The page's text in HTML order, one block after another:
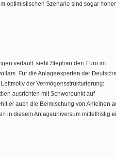
optimistischen Szenario sind sogar
verläuft, sieht Stephan den Euro im
Für die Anlageexperten der
der Vermögensstrukturierung:
ausrichten mit Schwerpunkt auf
er auch die Beimischung von Anleihen
in diesem Anlageuniversum mittelfristig